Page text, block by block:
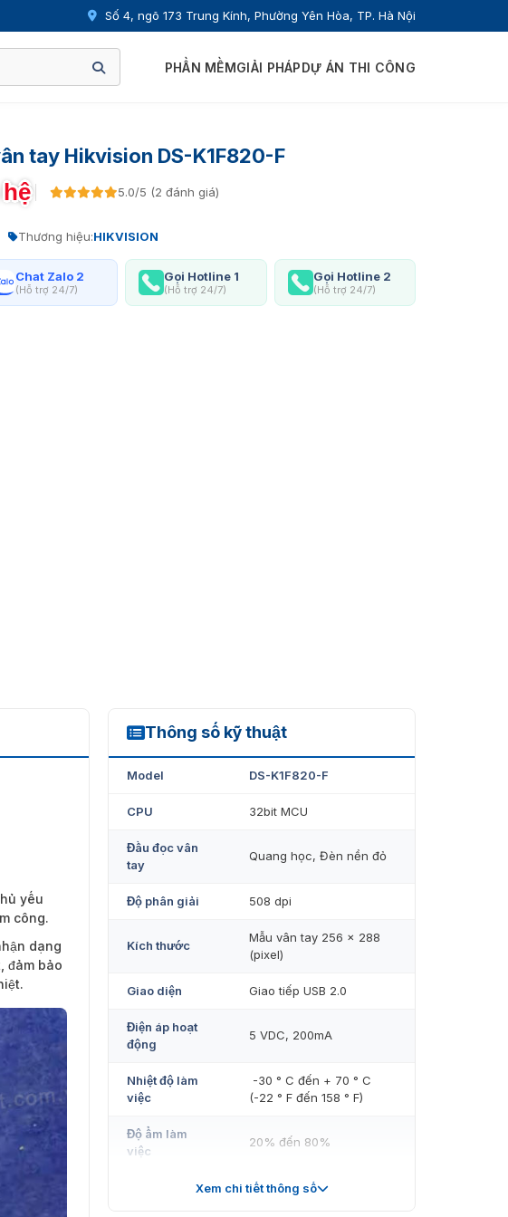
Số 4, ngõ 173 Trung Kính, Phường Yên Hòa, TP. Hà Nội
PHẦN MỀMGIẢI PHÁPDỰ ÁN THI CÔNG
tay Hikvision DS-K1F820-F
5.0/5 (2 đánh giá)
Thương hiệu:HIKVISION
Chat Zalo 2
(Hỗ trợ 24/7)
Gọi Hotline 1
(Hỗ trợ 24/7)
Gọi Hotline 2
(Hỗ trợ 24/7)
yếu
công.
dạng
đảm bảo
Thông số kỹ thuật
DS-K1F820-F
Model DS-K1F820-F
CPU 32bit MCU
Đầu đọc vân
tay
Quang học, Đèn nền đỏ
Độ phân giải 508 dpi
Kích thước
Mẫu vân tay 256 × 288
(pixel)
Giao diện Giao tiếp USB 2.0
Điện áp hoạt
động
5 VDC, 200mA
Nhiệt độ làm
việc
-30 ° C đến + 70 ° C
(-22 ° F đến 158 ° F)
Độ ẩm làm
việc
20% đến 80%
Hệ điều hành
Windows XP, Windows 7
Xem chi tiết thông số